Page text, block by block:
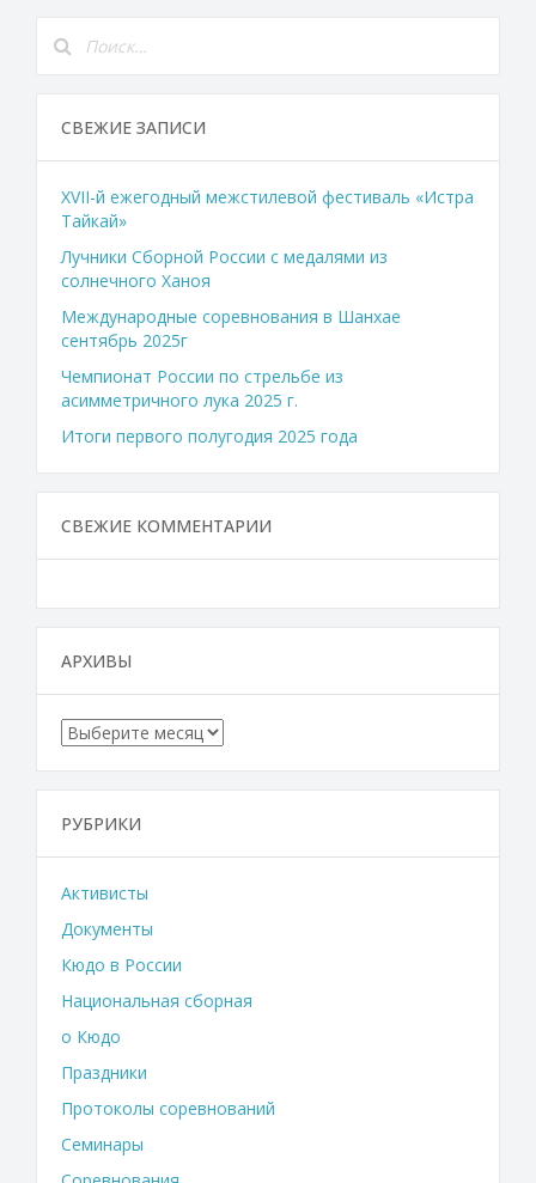
СВЕЖИЕ ЗАПИСИ
XVII-й ежегодный межстилевой фестиваль «Истра
Тайкай»
Лучники Сборной России с медалями из
солнечного Ханоя
Международные соревнования в Шанхае
сентябрь 2025г
Чемпионат России по стрельбе из
асимметричного лука 2025 г.
Итоги первого полугодия 2025 года
СВЕЖИЕ КОММЕНТАРИИ
АРХИВЫ
Архивы
РУБРИКИ
Активисты
Документы
Кюдо в России
Национальная сборная
о Кюдо
Праздники
Протоколы соревнований
Семинары